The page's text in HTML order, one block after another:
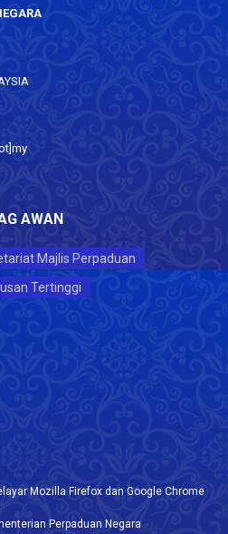
AWAN
Majlis Perpaduan
Tertinggi
Mozilla Firefox dan Google Chrome
Perpaduan Negara